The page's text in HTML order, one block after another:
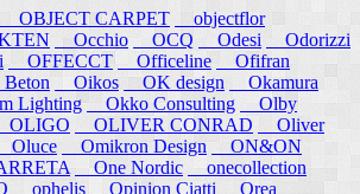
OBJECT CARPET
objectflor
Occhio OCQ Odesi
Odorizzi
OFFECCT Officeline
Ofifran
Oikos OK design
Okamura
Lighting
Okko Consulting
Olby
OLIGO OLIVER CONRAD
Oliver
Oluce Omikron Design
ON&ON
One Nordic
onecollection
ophelis Opinion Ciatti
Orea